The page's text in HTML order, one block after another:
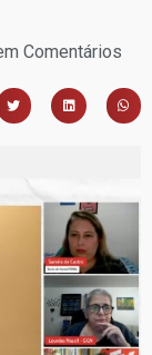
Comentários